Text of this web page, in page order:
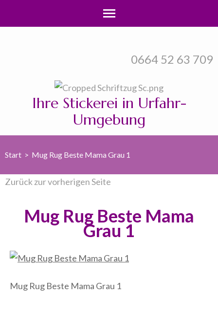
0664 52 63 709
Ihre Stickerei in Urfahr-
Umgebung
Start > Mug Rug Beste Mama Grau 1
Zurück zur vorherigen Seite
Mug Rug Beste Mama
Grau 1
Mug Rug Beste Mama Grau 1